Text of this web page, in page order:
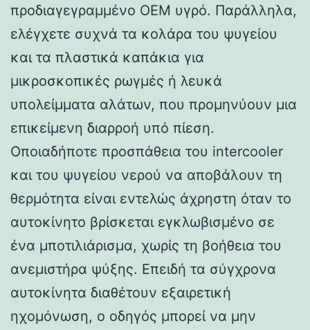
προδιαγεγραμμένο OEM υγρό. Παράλληλα,
ελέγχετε συχνά τα κολάρα του ψυγείου
και τα πλαστικά καπάκια για
μικροσκοπικές ρωγμές ή λευκά
υπολείμματα αλάτων, που προμηνύουν μια
επικείμενη διαρροή υπό πίεση.
Οποιαδήποτε προσπάθεια του intercooler
και του ψυγείου νερού να αποβάλουν τη
θερμότητα είναι εντελώς άχρηστη όταν το
αυτοκίνητο βρίσκεται εγκλωβισμένο σε
ένα μποτιλιάρισμα, χωρίς τη βοήθεια του
ανεμιστήρα ψύξης. Επειδή τα σύγχρονα
αυτοκίνητα διαθέτουν εξαιρετική
ηχομόνωση, ο οδηγός μπορεί να μην